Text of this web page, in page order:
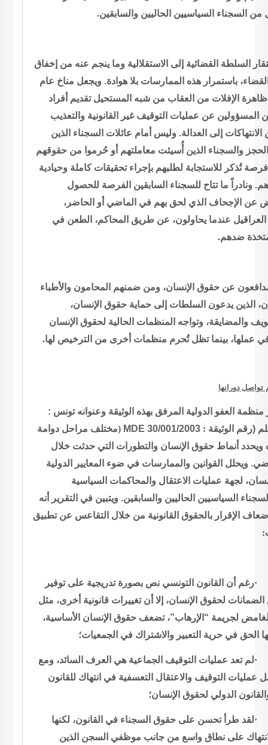
من السجناء السياسيين الحاليين والسابقين.
السلطة القضائية إلى الاستقلالية وما ينجم عنه من إخفاق
باستمرار هذه الممارسات بلا هوادة. ويجعل مناخ عام
الإفلات من العقاب من شبه المستحيل تقديم أفراد
المسؤولين عن عمليات التوقيف غير القانونية والتعذيب
إلى العدالة. وليس أمام عائلات السجناء الذين
والسجناء الذين أُسيئت معاملتهم أو حُرموا من حقوقهم
تُذكر للاستجابة لطلبهم بإجراء تحقيقات كاملة وحيادية
ونادراً ما تتاح للسجناء السابقين الفرصة للحصول
عن الإجحاف الذي لحق بهم في الماضي أو الحاضر،
عندما يحاولون، عن طريق المحاكم، الطعن في
ضدهم.
عن حقوق الإنسان، ومن ضمنهم المحامون والأطباء
الذين يدعون السلطات إلى حماية حقوق الإنسان،
والمضايقة، وتواجه المنظمات الحالية لحقوق الإنسان
عملها، بينما تظل تُحرم منظمات أخرى من الترخيص لها.
تواصل دورانها
منظمة العفو الدولية المرفق بهذه الوثيقة وعنوانه تونس :
(رقم الوثيقة :
MDE 30/001/2003
)مختلف مراحل دوامة
ويحدد أنماط حقوق الإنسان والتطورات التي حدثت خلال
ويحلل القوانين والممارسات في ضوء المعايير الدولية
لجهة عمليات الاعتقال والمحاكمات السياسية
السياسيين الحاليين والسابقين. ويتبين في التقرير أنه
الإقرار بالحقوق القانونية من خلال التقاعس عن تطبيق
:
رغم أن القانون التونسي نص بصورة تدريجية على توفير
لحقوق الإنسان، إلا أن تغييرات قانونية أخرى، مثل
لجريمة “الإرهاب”، تضعف حقوق الإنسان الأساسية،
الحق في حرية التعبير والاشتراك في الجمعيات؛
لم تعد عمليات التوقيف الجماعية هي العرف السائد، ومع
عمليات التوقيف والاعتقال التعسفية في انتهاك للقانون
الدولي لحقوق الإنسان؛
لقد طرأ تحسن على حقوق السجناء في القانون، لكنها
على نطاق واسع من جانب موظفي السجن الذين